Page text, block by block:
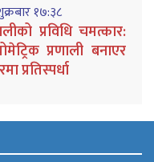
१७:३८
प्रविधि चमत्कार:
प्रणाली बनाएर
प्रतिस्पर्धा